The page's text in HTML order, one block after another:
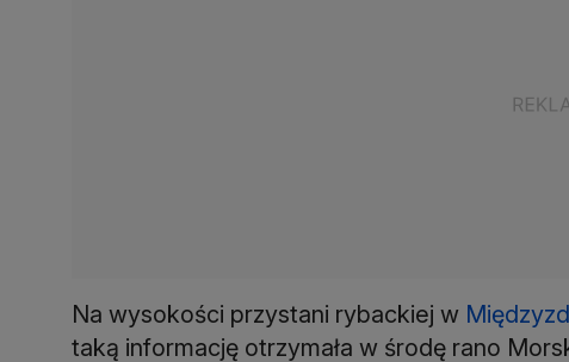
Na wysokości przystani rybackiej w
taką informację otrzymała w środę rano